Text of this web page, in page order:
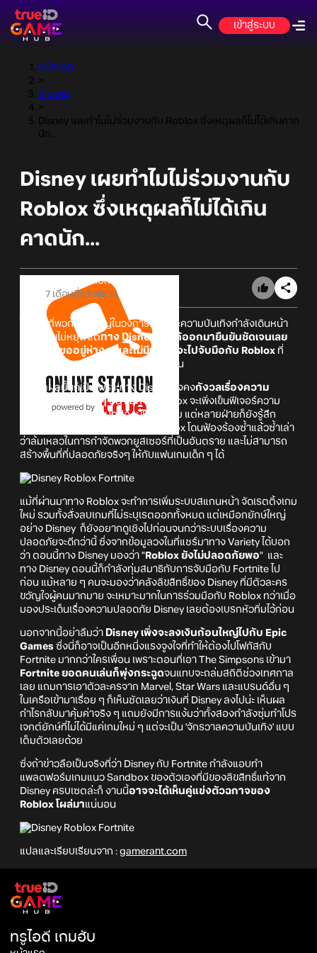
เข้าสู่ระบบ
หน้าแรก
>
ข่าวเกม
>
Disney เผยทำไมไม่ร่วมงานกับ Roblox ซึ่งเหตุผลก็ไม่ได้เกินคาด
นัก...
Disney เผยทำไมไม่ร่วมงานกับ
Roblox ซึ่งเหตุผลก็ไม่ได้เกิน
คาดนัก...
Online Station
7 เดือนที่แล้ว
34
ในขณะที่พวกยักษ์ใหญ่ในวงการเกมและความบันเทิงกำลังเดินหน้า
จับมือกันไม่หยุด แต่ทาง Disney นั้นได้ออกมายืนยันชัดเจนเลย
ว่า เขาจะขออยู่ห่าง ๆ และไม่มีแผนที่จะไปจับมือกับ Roblox ที่
เป็นเกม Sandbox ยอดฮิตอย่างแน่นอน
ซึ่งเหตุผลนั้นก็เป็นเพราะทาง Disney ยังคงกังวลเรื่องความ
ปลอดภัยของเด็ก ๆอยู่ แม้ทาง Roblox จะเพิ่งเข็นฟีเจอร์ความ
ปลอดภัยออกมาเพื่อปกป้องผู้เล่นก็ตาม แต่หลายฝ่ายก็ยังรู้สึก
ระแวงอยู่ดี โดยเฉพาะเรื่องที่ทาง Roblox โดนฟ้องร้องซ้ำแล้วซ้ำเล่า
ว่าล้มเหลวในการกำจัดพวกยูสเซอร์ที่เป็นอันตราย และไม่สามารถ
สร้างพื้นที่ที่ปลอดภัยจริงๆ ให้กับแฟนเกมเด็ก ๆ ได้
แม้ที่ผ่านมาทาง Roblox จะทำการเพิ่มระบบสแกนหน้า จัดเรตติ้งเกม
ใหม่ รวมทั้งสั่งลบเกมที่ไม่ระบุเรตออกทั้งหมด แต่เหมือกยักษ์ใหญ่
อย่าง Disney ก็ยังอยากดูเชิงไปก่อนจนกว่าระบบเรื่องความ
ปลอดภัยจะดีกว่านี้ ซึ่งจากข้อมูลวงในที่แชร์มาทาง Variety ได้บอก
ว่า ตอนนี้ทาง Disney มองว่า " Roblox ยังไม่ปลอดภัยพอ" และ
ทาง Disney ตอนนี้ก็กำลังทุ่มสมาธิกับการจับมือกับ Fortnite ไป
ก่อน แม้หลาย ๆ คนจะมองว่าคลังลิขสิทธิ์ของ Disney ที่มีตัวละคร
ขวัญใจผู้คนมากมาย จะเหมาะมากในการร่วมมือกับ Roblox ทว่าเมื่อ
มองประเด็นเรื่องความปลอดภัย Disney เลยต้องเบรกหัวทิ่มไว้ก่อน
นอกจากนี้อย่าลืมว่า Disney เพิ่งจะลงเงินก้อนใหญ่ไปกับ Epic
Games ซึ่งนี่ก็อาจเป็นอีกหนึ่งแรงจูงใจที่ทำให้ต้องไปโฟกัสกับ
Fortnite มากกว่าใครเพื่อน เพราะตอนที่เอา The Simpsons เข้ามา
Fortnite ยอดคนเล่นก็พุ่งกระฉูดจนแทบจะถล่มสถิติช่วงเทศกาล
เลย แถมการเอาตัวละครจาก Marvel, Star Wars และแบรนด์อื่น ๆ
ในเครือเข้ามาเรื่อย ๆ ก็เห็นชัดเลยว่าเงินที่ Disney ลงไปน่ะ เห็นผล
กำไรกลับมาคุ้มค่าจริง ๆ แถมยังมีการแง้มว่าทั้งสองกำลังซุ่มทำโปร
เจกต์ยักษ์ที่ไม่ได้มีแค่เกมใหม่ ๆ แต่จะเป็น 'จักรวาลความบันเทิง' แบบ
เต็มตัวเลยด้วย
ซึ่งถ้าข่าวลือเป็นจริงที่ว่า Disney กับ Fortnite กำลังแอบทำ
แพลตฟอร์มเกมแนว Sandbox ของตัวเองที่มีของลิขสิทธิ์แท้จาก
Disney ครบเซตล่ะก็ งานนี้อาจจะได้เห็นคู่แข่งตัวฉกาจของ
Roblox โผล่มาแน่นอน
แปลและเรียบเรียนจาก : gamerant.com
ทรูไอดี เกมฮับ